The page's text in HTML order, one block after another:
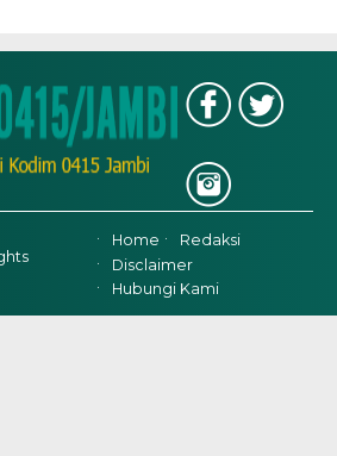
Home
Redaksi
Disclaimer
Hubungi Kami